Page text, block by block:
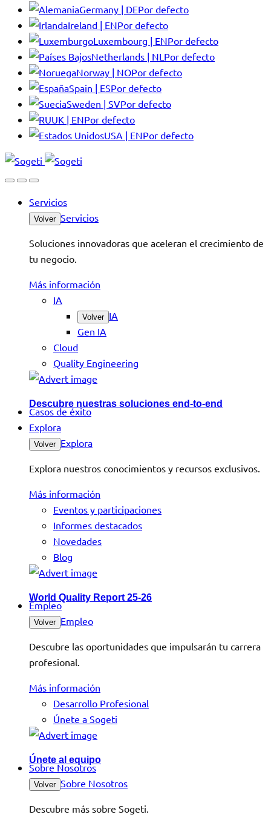
Germany | DEPor defecto
Ireland | ENPor defecto
Luxembourg | ENPor defecto
Netherlands | NL Por defecto
Norway | NOPor defecto
Spain | ESPor defecto
Sweden | SVPor defecto
UK | ENPor defecto
USA | ENPor defecto
Servicios
Volver Servicios
Soluciones innovadoras que aceleran el crecimiento de
tu negocio.
Más información
IA
Volver IA
Gen IA
Cloud
Quality Engineering
Descubre nuestras soluciones end-to-end
Casos de éxito
Explora
Volver Explora
Explora nuestros conocimientos y recursos exclusivos.
Más información
Eventos y participaciones
Informes destacados
Novedades
Blog
World Quality Report 25-26
Empleo
Volver Empleo
Descubre las oportunidades que impulsarán tu carrera
profesional.
Más información
Desarrollo Profesional
Únete a Sogeti
Únete al equipo
Sobre Nosotros
Volver Sobre Nosotros
Descubre más sobre Sogeti.